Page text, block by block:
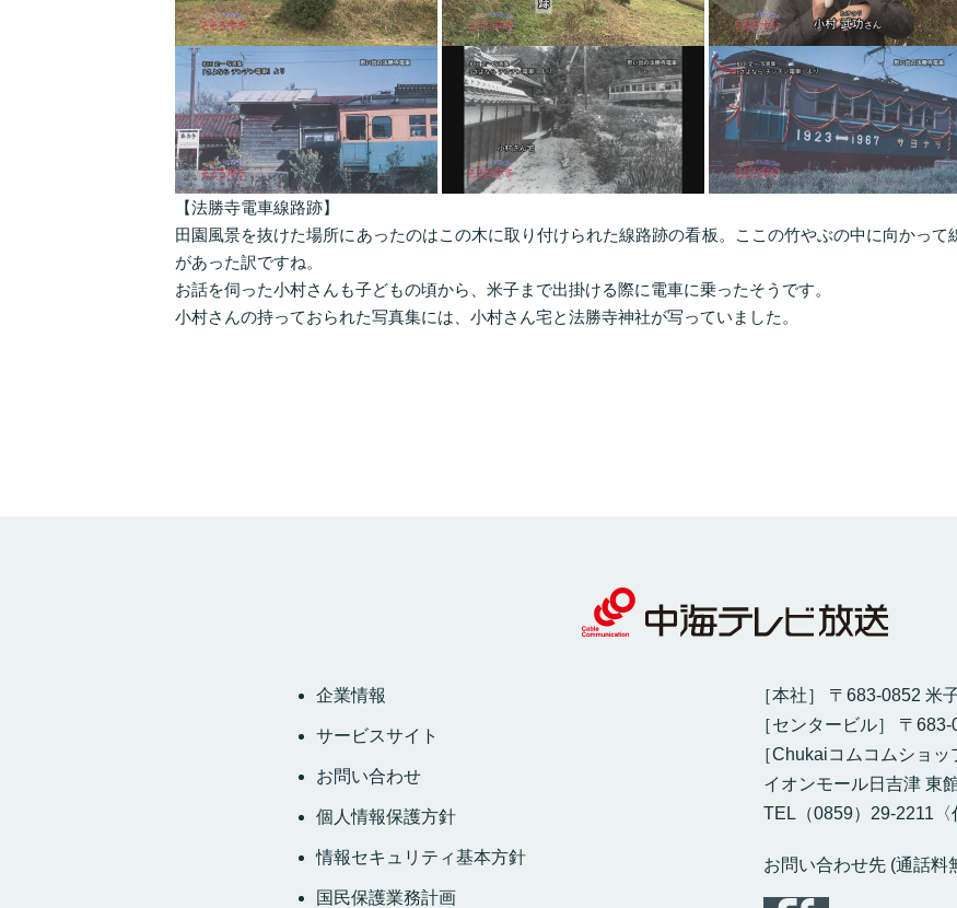
【法勝寺電車線路跡】
田園風景を抜けた場所にあったのはこの木に取り付けられた線路跡の看板。ここの竹やぶの中に向かって
があった訳ですね。
お話を伺った小村さんも子どもの頃から、米子まで出掛ける際に電車に乗ったそうです。
小村さんの持っておられた写真集には、小村さん宅と法勝寺神社が写っていました。
企業情報
サービスサイト
お問い合わせ
個人情報保護方針
情報セキュリティ基本方針
国民保護業務計画
［本社］ 〒683-0852 米
［センタービル］ 〒
［Chukaiコムコムショッ
イオンモール日吉津 東
TEL（0859）29-2211
お問い合わせ先 (通話料